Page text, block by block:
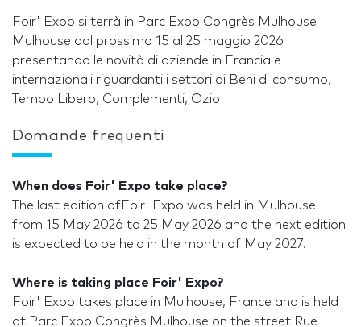
Foir' Expo si terrà in Parc Expo Congrès Mulhouse
Mulhouse dal prossimo 15 al 25 maggio 2026
presentando le novità di aziende in Francia e
internazionali riguardanti i settori di Beni di consumo,
Tempo Libero, Complementi, Ozio
Domande frequenti
When does Foir' Expo take place?
The last edition ofFoir' Expo was held in Mulhouse
from 15 May 2026 to 25 May 2026 and the next edition
is expected to be held in the month of May 2027.
Where is taking place Foir' Expo?
Foir' Expo takes place in Mulhouse, France and is held
at Parc Expo Congrès Mulhouse on the street Rue